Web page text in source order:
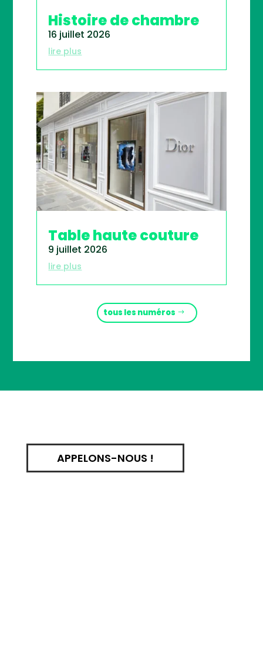
Histoire de chambre
16 juillet 2026
lire plus
Table haute couture
9 juillet 2026
lire plus
tous les numéros
APPELONS-NOUS !